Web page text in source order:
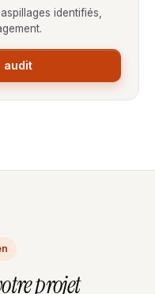
identifiés,
audit
projet